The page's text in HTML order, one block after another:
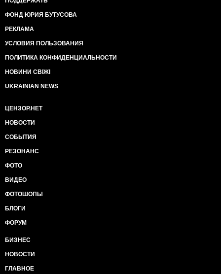
ФОНД ЮРИЯ БУТУСОВА
РЕКЛАМА
УСЛОВИЯ ПОЛЬЗОВАНИЯ
ПОЛИТИКА КОНФИДЕНЦИАЛЬНОСТИ
НОВИНИ СВІЖІ
UKRAINIAN NEWS
ЦЕНЗОР.НЕТ
НОВОСТИ
СОБЫТИЯ
РЕЗОНАНС
ФОТО
ВИДЕО
ФОТОШОПЫ
БЛОГИ
ФОРУМ
БИЗНЕС
НОВОСТИ
ГЛАВНОЕ